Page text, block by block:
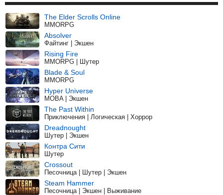
The Elder Scrolls Online
MMORPG
Absolver
Файтинг | Экшен
Rising Fire
MMORPG | Шутер
Blade & Soul
MMORPG
Hyper Universe
MOBA | Экшен
The Past Within
Приключения | Логическая | Хоррор
Dreadnought
Шутер | Экшен
Контра Сити
Шутер
Crossout
Песочница | Шутер | Экшен
Steam Hammer
Песочница | Экшен | Выживание